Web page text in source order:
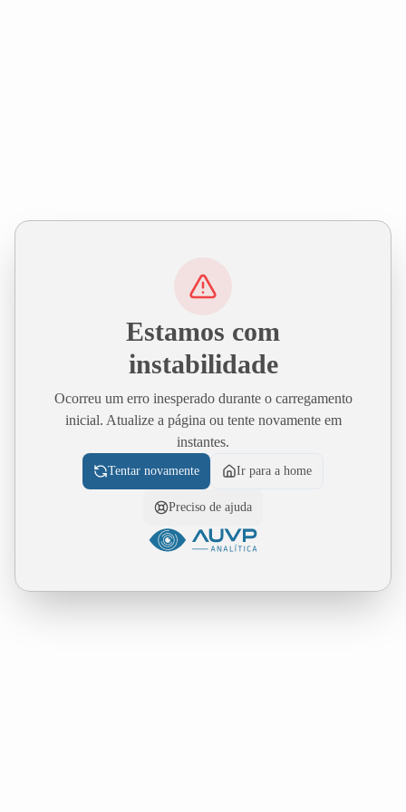
Estamos com
instabilidade
Ocorreu um erro inesperado durante o carregamento
inicial. Atualize a página ou tente novamente em
instantes.
Tentar novamente Ir para a home
Preciso de ajuda